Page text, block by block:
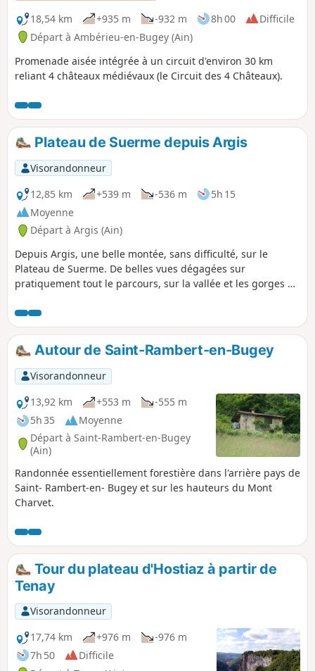
18,54 km
+935 m -932 m 8h 00
Difficile
Départ à Ambérieu-en-Bugey (Ain)
Promenade aisée intégrée à un circuit d'environ 30 km
reliant 4 châteaux médiévaux (le Circuit des 4 Châteaux).
Plateau de Suerme depuis Argis
Visorandonneur
12,85 km
+539 m -536 m
5h 15
Moyenne
Départ à Argis (Ain)
Depuis Argis, une belle montée, sans difficulté, sur le
Plateau de Suerme. De belles vues dégagées sur
pratiquement tout le parcours, sur la vallée et les gorges de
plaine de l'Ain. MaJ : voir les avis des 02/06/2025 et
25/02/2026 et le descriptif entre (10) et (11)
Autour de Saint-Rambert-en-Bugey
Visorandonneur
13,92 km
+553 m
-555 m
5h 35
Moyenne
Départ à Saint-Rambert-en-Bugey
(Ain)
Randonnée essentiellement forestière dans l'arrière pays de
Saint- Rambert-en- Bugey et sur les hauteurs du Mont
Charvet.
Tour du plateau d'Hostiaz à partir de
Tenay
Visorandonneur
17,74 km
+976 m
-976 m
7h 50
Difficile